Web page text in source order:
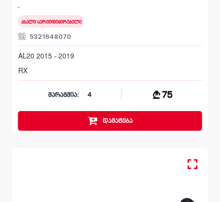
AL20 2015 - 2019
ახალი სერტიფიცირებული
5321648070
AL20 2015 - 2019
RX
მარაგშია: 4 75
დამატება